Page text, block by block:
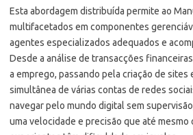
Esta abordagem distribuída permite ao
multifacetados em componentes
agentes especializados adequados e
Desde a análise de transacções
a emprego, passando pela criação de sites
simultânea de várias contas de redes
navegar pelo mundo digital sem
uma velocidade e precisão que até mesmo